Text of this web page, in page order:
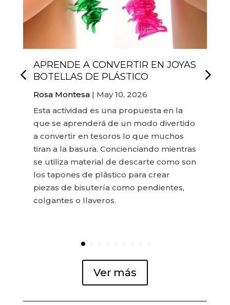
APRENDE A CONVERTIR EN JOYAS
BOTELLAS DE PLÁSTICO
Rosa Montesa | May 10, 2026
Esta actividad es una propuesta en la
que se aprenderá de un modo divertido
a convertir en tesoros lo que muchos
tiran a la basura. Concienciando mientras
se utiliza material de descarte como son
los tapones de plástico para crear
piezas de bisutería como pendientes,
colgantes o llaveros.
Ver más